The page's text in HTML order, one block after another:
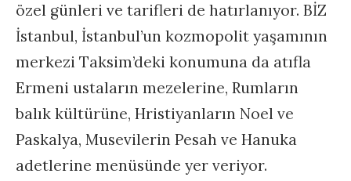
özel günleri ve tarifleri de hatırlanıyor. BİZ
İstanbul, İstanbul’un kozmopolit yaşamının
merkezi Taksim’deki konumuna da atıfla
Ermeni ustaların mezelerine, Rumların
balık kültürüne, Hristiyanların Noel ve
Paskalya, Musevilerin Pesah ve Hanuka
adetlerine menüsünde yer veriyor.